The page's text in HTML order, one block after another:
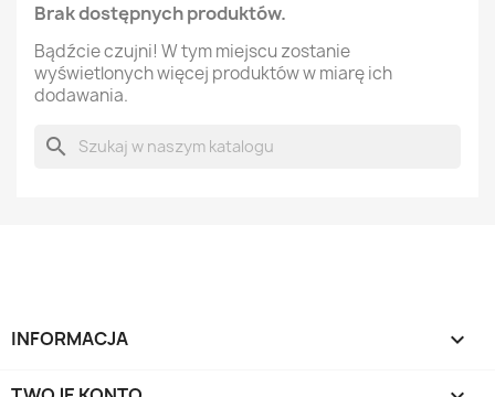
Brak dostępnych produktów.
Bądźcie czujni! W tym miejscu zostanie
wyświetlonych więcej produktów w miarę ich
dodawania.
search
INFORMACJA 